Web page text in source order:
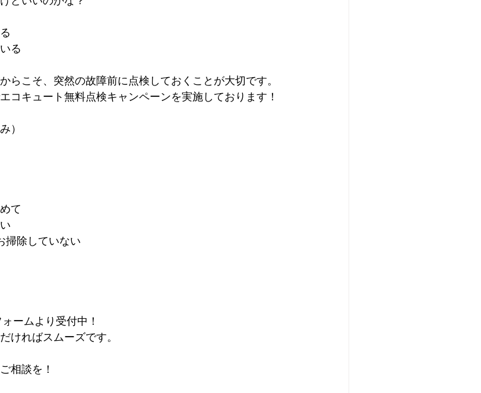
る
らこそ、突然の故障前に点検しておくことが大切です。
コキュート無料点検キャンペーンを実施しております！
）
て
掃除していない
ームより受付中！
ければスムーズです。
相談を！